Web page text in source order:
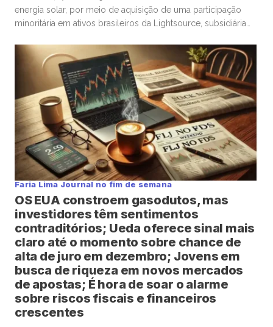
energia solar, por meio de aquisição de uma participação
minoritária em ativos brasileiros da Lightsource, subsidiária
Prates, ex-CEO da estatal, que citou “risco de confundir
transição energética com má alocação de capital”. A
Petrobras […]
Faria Lima Journal no fim de semana
OS EUA constroem gasodutos, mas
investidores têm sentimentos
contraditórios; Ueda oferece sinal mais
claro até o momento sobre chance de
alta de juro em dezembro; Jovens em
busca de riqueza em novos mercados
de apostas; É hora de soar o alarme
sobre riscos fiscais e financeiros
crescentes